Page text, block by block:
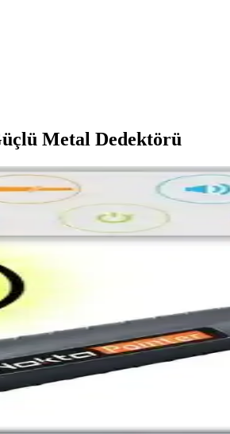
Metal Dedektörü